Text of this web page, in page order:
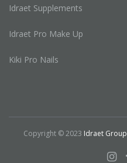
Idraet Supplements
Idraet Pro Make Up
Kiki Pro Nails
Copyright © 2023 Idraet Group